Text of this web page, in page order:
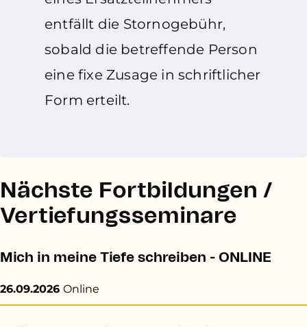
entfällt die Stornogebühr,
sobald die betreffende Person
eine fixe Zusage in schriftlicher
Form erteilt.
Nächste Fortbildungen /
Vertiefungsseminare
Mich in meine Tiefe schreiben - ONLINE
26.09.2026 Online